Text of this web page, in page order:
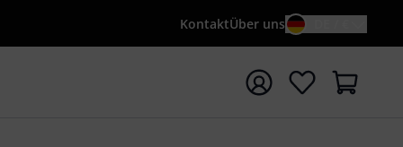
KontaktÜber uns
mit Suchwort {searchTerm} starten